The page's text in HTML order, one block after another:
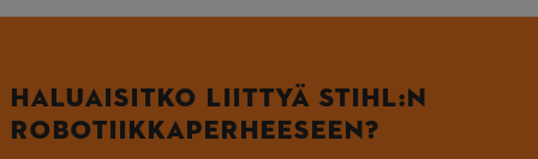
HALUAISITKO LIITTYÄ STIHL:N
ROBOTIIKKAPERHEESEEN?